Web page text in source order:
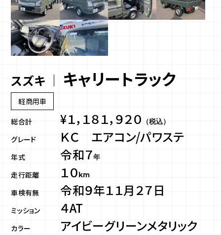
スズキ キャリートラック
軽商用車
総合計 ¥１，１８１，９２０ （税込）
グレード ＫＣ エアコン/パワステ
年式 令和７年
走行距離 １０ km
車検有無 令和９年１１月２７日
ミッション ４AT
カラー アイビーグリーンメタリック